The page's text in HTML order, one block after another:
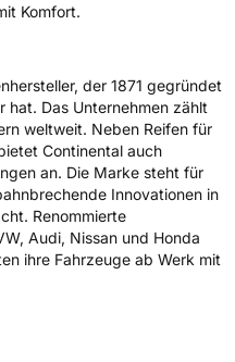
Komfort.
der 1871 gegründet
hat. Das Unternehmen zählt
weltweit. Neben Reifen für
Continental auch
an. Die Marke steht für
Innovationen in
Renommierte
Audi, Nissan und Honda
ihre Fahrzeuge ab Werk mit